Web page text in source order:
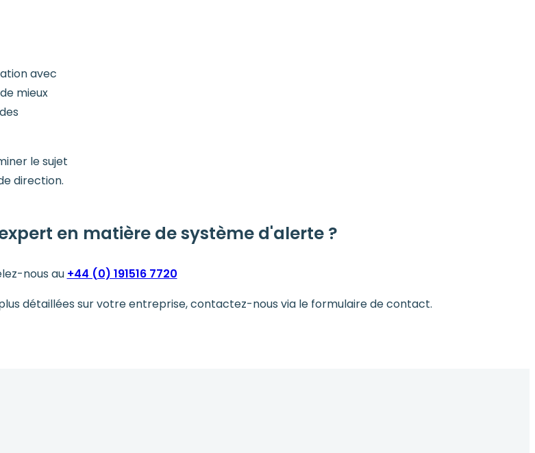
avec
mieux
le sujet
direction.
en matière de système d'alerte ?
nous au +44 (0) 191516 7720
détaillées sur votre entreprise, contactez-nous via le formulaire de contact.